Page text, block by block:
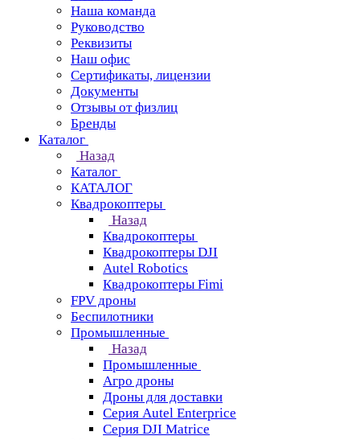
Наша команда
Руководство
Реквизиты
Наш офис
Сертификаты, лицензии
Документы
Отзывы от физлиц
Бренды
Каталог
Назад
Каталог
КАТАЛОГ
Квадрокоптеры
Назад
Квадрокоптеры
Квадрокоптеры DJI
Autel Robotics
Квадрокоптеры Fimi
FPV дроны
Беспилотники
Промышленные
Назад
Промышленные
Агро дроны
Дроны для доставки
Серия Autel Enterprice
Серия DJI Matrice